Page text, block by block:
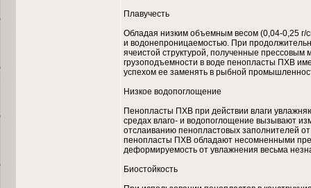
Плавучесть
Обладая низким объемным весом (0,04-0,25 г/
и водонепроницаемостью. При
ячеистой структурой, полученные
грузоподъемности в воде пенопласты ПХВ
успехом ее заменять в рыбной
Низкое водопоглощение
Пенопласты ПХВ при действии влаги
средах влаго- и водопоглощение вызывают
отслаиванию пенопластовых заполнителей
пенопласты ПХВ обладают несомненными
деформируемость от увлажнения весьма
Биостойкость